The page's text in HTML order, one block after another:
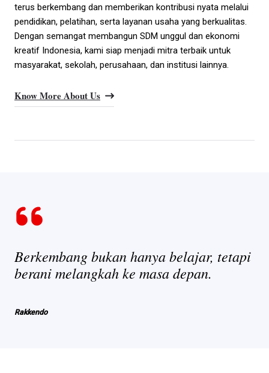
terus berkembang dan memberikan kontribusi nyata melalui
pendidikan, pelatihan, serta layanan usaha yang berkualitas.
Dengan semangat membangun SDM unggul dan ekonomi
kreatif Indonesia, kami siap menjadi mitra terbaik untuk
masyarakat, sekolah, perusahaan, dan institusi lainnya.
Know More About Us
Berkembang bukan hanya belajar, tetapi
berani melangkah ke masa depan.
Rakkendo